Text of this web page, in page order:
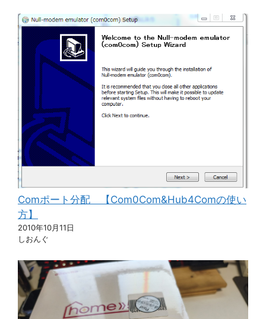
Comポート分配 【Com0Com&Hub4Comの使い
方】
2010年10月11日
しおんぐ